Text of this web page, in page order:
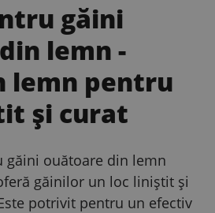
găini
lemn -
lemn pentru
și curat
găini ouătoare din lemn
găinilor un loc liniștit și
potrivit pentru un efectiv